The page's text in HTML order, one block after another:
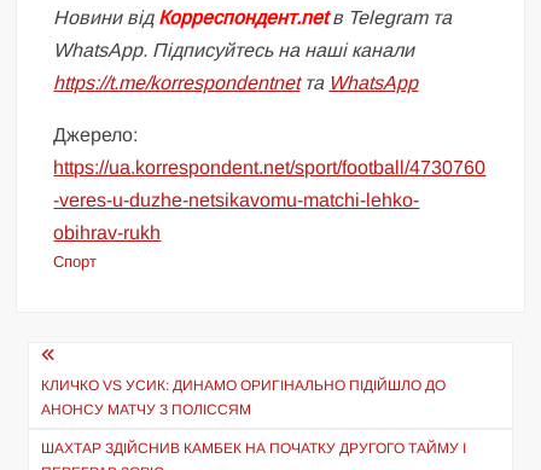
Новини відКорреспондент.netв Telegram та
WhatsApp. Підписуйтесь на наші канали
https://t.me/korrespondentnetта WhatsApp
Джерело:
https://ua.korrespondent.net/sport/football/4730760
-veres-u-duzhe-netsikavomu-matchi-lehko-
obihrav-rukh
Спорт
Навігація
записів
КЛИЧКО VS УСИК: ДИНАМО ОРИГІНАЛЬНО ПІДІЙШЛО ДО
АНОНСУ МАТЧУ З ПОЛІССЯМ
ШАХТАР ЗДІЙСНИВ КАМБЕК НА ПОЧАТКУ ДРУГОГО ТАЙМУ І